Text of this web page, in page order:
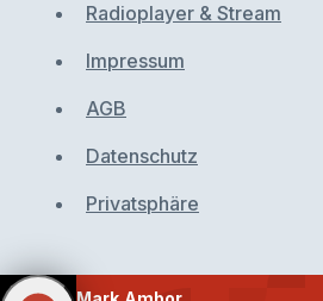
Radioplayer & Stream
Impressum
AGB
Datenschutz
Privatsphäre